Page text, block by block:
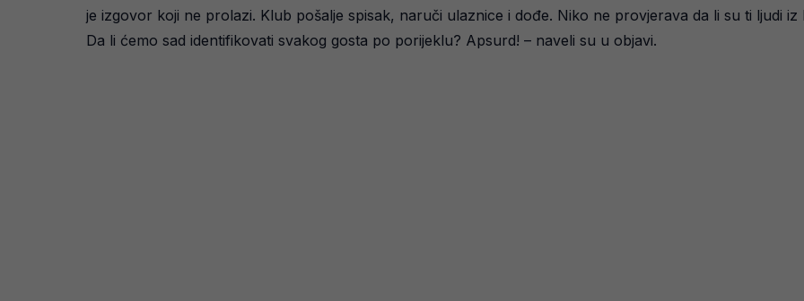
je izgovor koji ne prolazi. Klub pošalje spisak, naruči ulaznice i dođe. Niko ne provjerava da li su ti ljudi
Da li ćemo sad identifikovati svakog gosta po porijeklu? Apsurd! – naveli su u objavi.